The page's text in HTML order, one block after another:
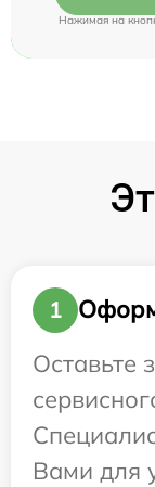
Нажимая на
1
Оставьте
Вами для